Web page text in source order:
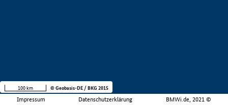
Impressum Datenschutzerklärung BMWi.de, 2021 ©
100 km © Geobasis-DE / BKG 2015